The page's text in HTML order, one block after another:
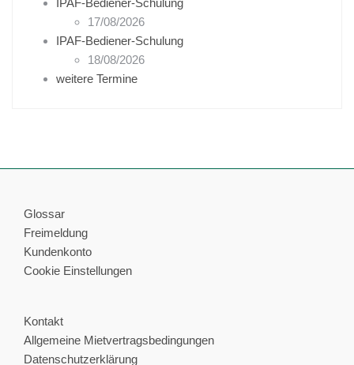
17/08/2026
IPAF-Bediener-Schulung
18/08/2026
weitere Termine
Glossar
Freimeldung
Kundenkonto
Cookie Einstellungen
Kontakt
Allgemeine Mietvertragsbedingungen
Datenschutzerklärung